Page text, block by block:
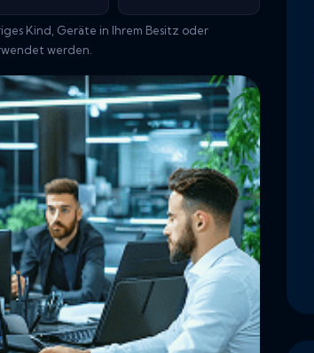
Kind, Geräte in Ihrem Besitz oder
werden.